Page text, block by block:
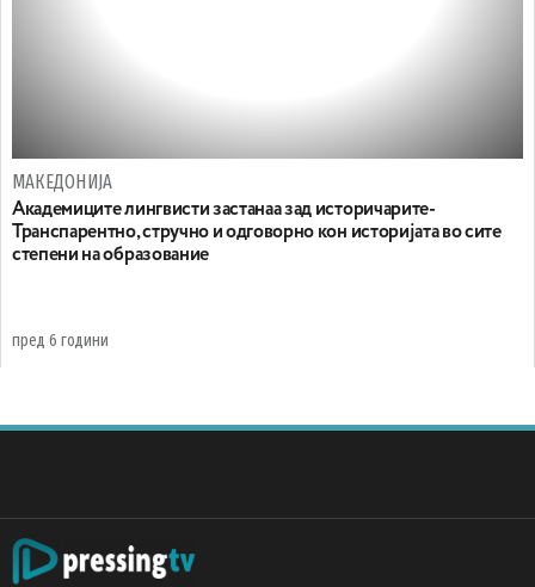
МАКЕДОНИЈА
Академиците лингвисти застанаа зад историчарите-
Транспарентно, стручно и одговорно кон историјата во сите
степени на образование
пред 6 години